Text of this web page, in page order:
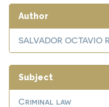
Author
SALVADOR OCTAVIO
Subject
Criminal law